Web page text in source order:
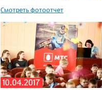
Смотреть фотоотчет
10.04.2017